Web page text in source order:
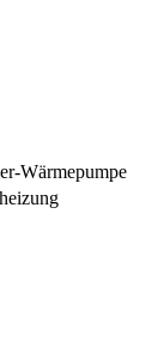
Wärmepumpe